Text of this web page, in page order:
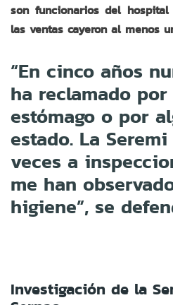
son funcionarios del hospital
las ventas cayeron al menos
“En cinco años
ha reclamado
estómago o por
estado. La
veces a
me han
higiene”, se
Investigación de la